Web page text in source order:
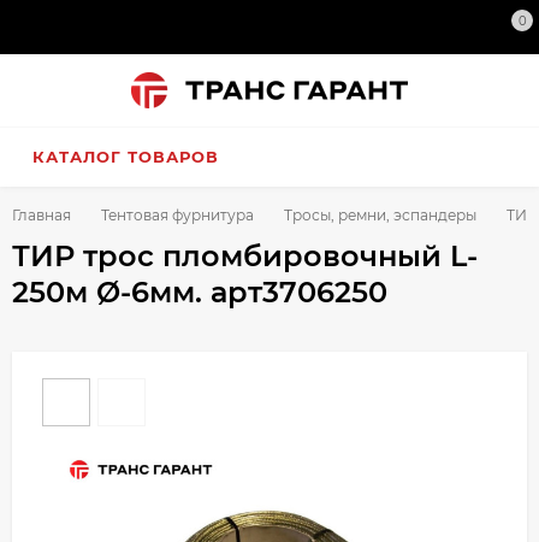
0
КАТАЛОГ ТОВАРОВ
Главная Тентовая фурнитура Тросы, ремни, эспандеры ТИР
ТИР трос пломбировочный L-
250м Ø-6мм. арт3706250